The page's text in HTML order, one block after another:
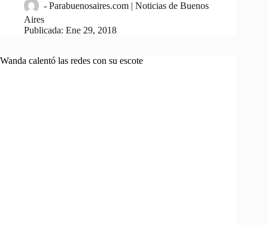
- Parabuenosaires.com | Noticias de Buenos
Aires
Publicada: Ene 29, 2018
Wanda calentó las redes con su escote